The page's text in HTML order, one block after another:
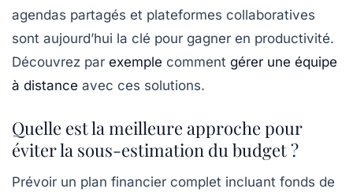
agendas partagés et plateformes collaboratives
sont aujourd’hui la clé pour gagner en productivité.
Découvrez par exemple comment gérer une équipe
à distance avec ces solutions.
Quelle est la meilleure approche pour
éviter la sous-estimation du budget ?
Prévoir un plan financier complet incluant fonds de